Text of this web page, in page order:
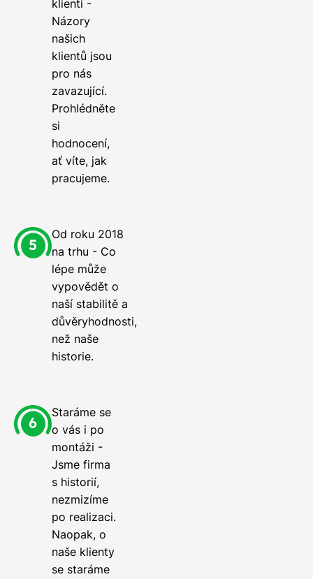
klienti -
Názory
našich
klientů jsou
pro nás
zavazující.
Prohlédněte
si
hodnocení,
ať víte, jak
pracujeme.
Od roku 2018
na trhu - Co
lépe může
vypovědět o
naší stabilitě a
důvěryhodnosti,
než naše
historie.
Staráme se
o vás i po
montáži -
Jsme firma
s historií,
nezmizíme
po realizaci.
Naopak, o
naše klienty
se staráme